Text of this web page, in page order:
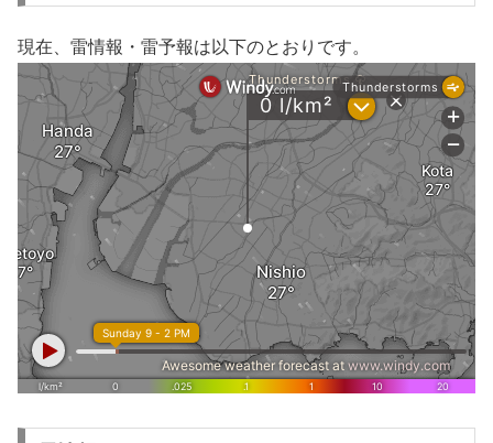
現在、雷情報・雷予報は以下のとおりです。